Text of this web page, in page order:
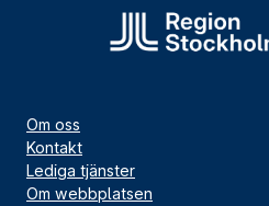
Om oss
Kontakt
Lediga tjänster
Om webbplatsen